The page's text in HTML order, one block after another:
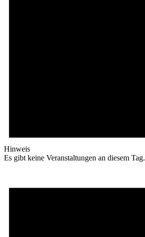
Hinweis
Es gibt keine Veranstaltungen an diesem Tag.